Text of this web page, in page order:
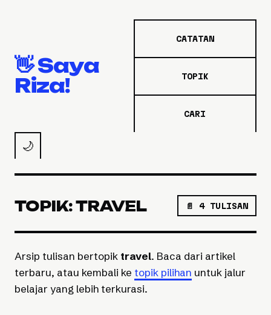
👋 Saya
Riza!
CATATAN
TOPIK
CARI
🌙
TOPIK: TRAVEL 📄 4 TULISAN
Arsip tulisan bertopik travel. Baca dari artikel
terbaru, atau kembali ke topik pilihan untuk jalur
belajar yang lebih terkurasi.